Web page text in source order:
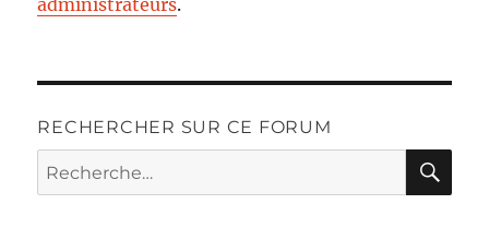
administrateurs.
RECHERCHER SUR CE FORUM
Recherche
pour :